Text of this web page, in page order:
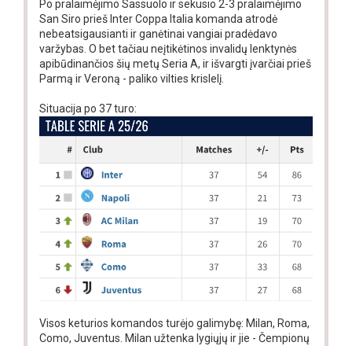
Po pralaimėjimo Sassuolo ir sekusio 2-3 pralaimėjimo
San Siro prieš Inter Coppa Italia komanda atrodė
nebeatsigausianti ir ganėtinai vangiai pradėdavo
varžybas. O bet tačiau neįtikėtinos invalidų lenktynės
apibūdinančios šių metų Seria A, ir išvargti įvarčiai prieš
Parmą ir Veroną - paliko vilties krislelį.
Situacija po 37 turo:
Visos keturios komandos turėjo galimybę: Milan, Roma,
Como, Juventus. Milan užtenka lygiųjų ir jie - Čempionų